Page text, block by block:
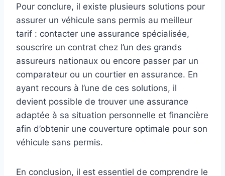
Pour conclure, il existe plusieurs solutions pour
assurer un véhicule sans permis au meilleur
tarif : contacter une assurance spécialisée,
souscrire un contrat chez l’un des grands
assureurs nationaux ou encore passer par un
comparateur ou un courtier en assurance. En
ayant recours à l’une de ces solutions, il
devient possible de trouver une assurance
adaptée à sa situation personnelle et financière
afin d’obtenir une couverture optimale pour son
véhicule sans permis.
En conclusion, il est essentiel de comprendre le